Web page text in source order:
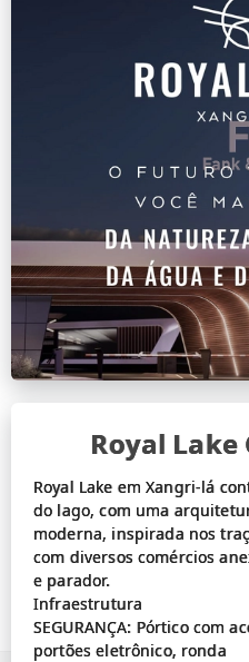
Royal
Royal Lake em Xangri-lá
do lago, com uma
moderna, inspirada nos
com diversos comércios
e parador.
Infraestrutura
SEGURANÇA: Pórtico com
portões eletrônico, ronda